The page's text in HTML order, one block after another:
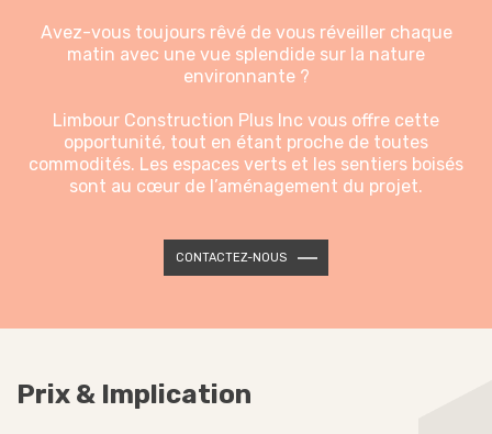
Avez-vous toujours rêvé de vous réveiller chaque
matin avec une vue splendide sur la nature
environnante ?
Limbour Construction Plus Inc vous offre cette
opportunité, tout en étant proche de toutes
commodités. Les espaces verts et les sentiers boisés
sont au cœur de l’aménagement du projet.
CONTACTEZ-NOUS
Prix & Implication